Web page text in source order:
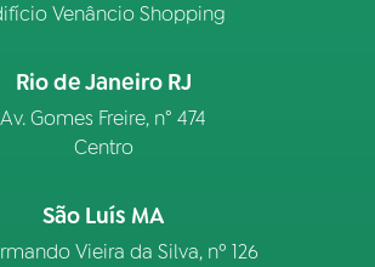
Venâncio Shopping
Rio de Janeiro RJ
Av. Gomes Freire, n° 474
Centro
São Luís MA
Vieira da Silva, nº 126